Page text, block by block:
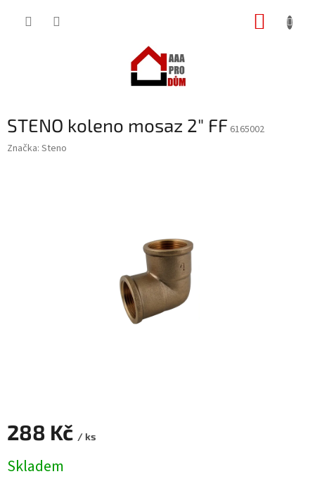
STENO koleno mosaz 2" FF 6165002
Značka: Steno
288 Kč / ks
cena:
Skladem